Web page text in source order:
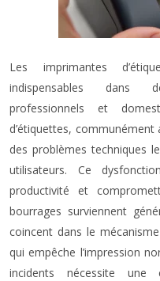
Les imprimantes
indispensables dans
professionnels et
d’étiquettes, communément
des problèmes techniques
utilisateurs. Ce
productivité et
bourrages surviennent
coincent dans le
qui empêche l’impression
incidents nécessite une